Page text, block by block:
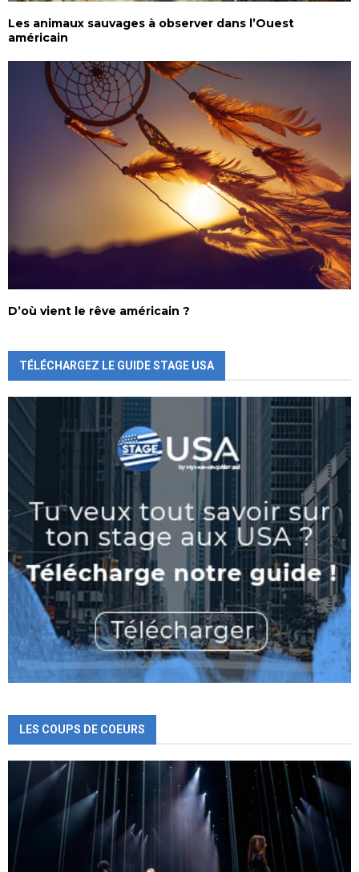
Les animaux sauvages à observer dans l’Ouest
américain
D’où vient le rêve américain ?
TÉLÉCHARGEZ LE GUIDE STAGE USA
LES COUPS DE COEURS